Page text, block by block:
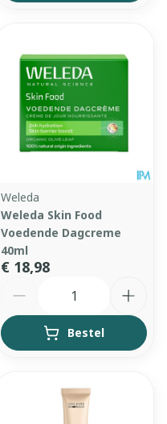
Weleda
Weleda Skin Food
Voedende Dagcreme
40ml
€ 18,98
Bestel